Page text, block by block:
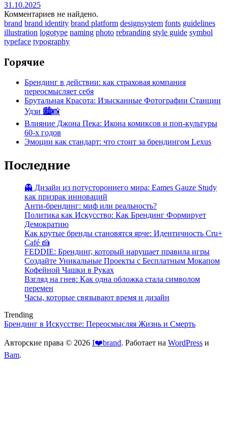
31.10.2025
Комментариев не найдено.
brand brand identity brand platform designsystem fonts guidelines
illustration logotype naming photo rebranding style guide symbol
typeface typography
Горячие
Брендинг в действии: как страховая компания
переосмысляет себя
Брутальная Красота: Изысканные Фотографии Станции
Удзи 🏙️📸
Влияние Джона Пека: Икона комиксов и поп-культуры
60-х годов
Эмоции как стандарт: что стоит за брендингом Lexus
Последние
👻 Дизайн из потустороннего мира: Eames Gauze Study
как призрак инноваций
Анти-брендинг: миф или реальность?
Политика как Искусство: Как Брендинг Формирует
Демократию
Как крутые бренды становятся ярче: Идентичность Cru+
Café 🍰
FEDDIE: Брендинг, который нарушает правила игры
Создайте Уникальные Проекты с Бесплатным Мокапом
Кофейной Чашки в Руках
Взгляд на гнев: Как одна обложка стала символом
перемен
Часы, которые связывают время и дизайн
Trending
Брендинг в Искусстве: Переосмысляя Жизнь и Смерть
Авторские права © 2026 I❤️brand. Работает на WordPress и
Bam.